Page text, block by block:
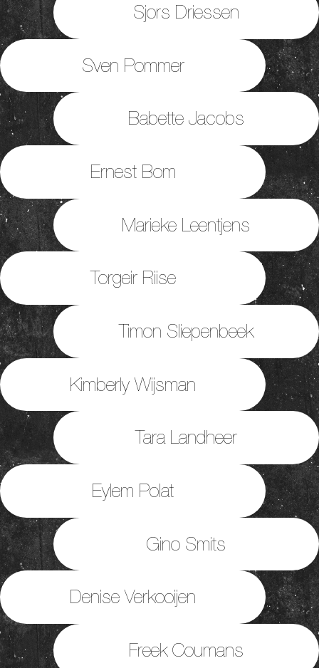
Sjors Driessen
Sven Pommer
Babette Jacobs
Ernest Bom
Marieke Leentjens
Torgeir Riise
Timon Sliepenbeek
Kimberly Wijsman
Tara Landheer
Eylem Polat
Gino Smits
Denise Verkooijen
Freek Coumans